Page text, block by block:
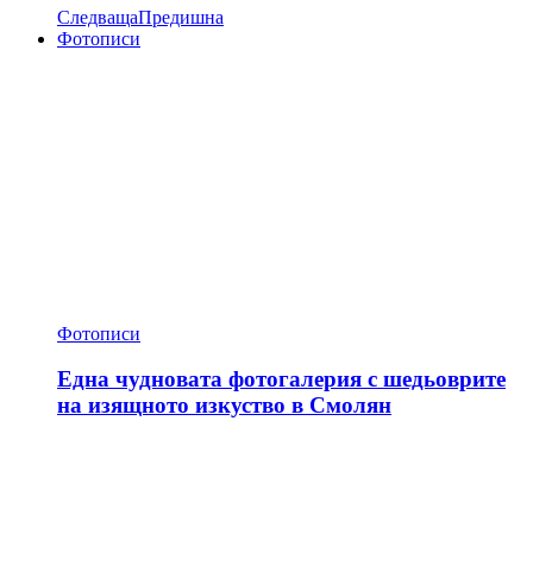
СледващаПредишна
Фотописи
Фотописи
Една чудновата фотогалерия с шедьоврите
на изящното изкуство в Смолян